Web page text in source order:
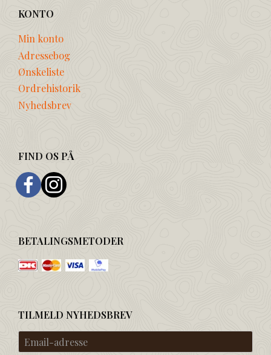
KONTO
Min konto
Adressebog
Ønskeliste
Ordrehistorik
Nyhedsbrev
FIND OS PÅ
BETALINGSMETODER
TILMELD NYHEDSBREV
Email-
adresse